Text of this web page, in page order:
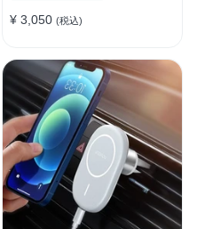
¥ 3,050 (税込)